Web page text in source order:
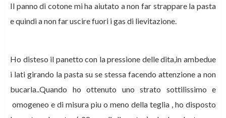
Il panno di cotone mi ha aiutato a non far strappare la pasta
e quindi a non far uscire fuori i gas di lievitazione.
Ho disteso il panetto con la pressione delle dita,in ambedue
i lati girando la pasta su se stessa facendo attenzione a non
bucarla..Quando ho ottenuto uno strato sottilissimo e
omogeneo e di misura piu o meno della teglia , ho disposto